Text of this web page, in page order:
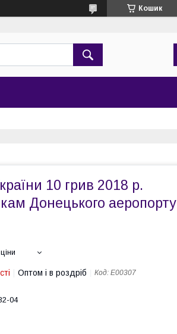
Кошик
10 грив 2018 р.
Донецького аеропорту
Оптом і в роздріб Код: Е00307
04